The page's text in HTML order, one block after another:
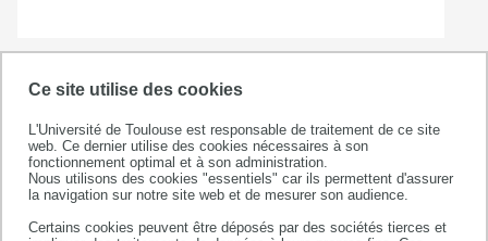
Ce site utilise des cookies
L'Université de Toulouse est responsable de traitement de ce site
web. Ce dernier utilise des cookies nécessaires à son
fonctionnement optimal et à son administration.
Nous utilisons des cookies "essentiels" car ils permettent d'assurer
la navigation sur notre site web et de mesurer son audience.
Certains cookies peuvent être déposés par des sociétés tierces et
Objectifs du projet en
termes d'inclusion
Dans le cadre du projet MIEP, un plan
d'inclusion a été élaboré afin de fixer un cadre